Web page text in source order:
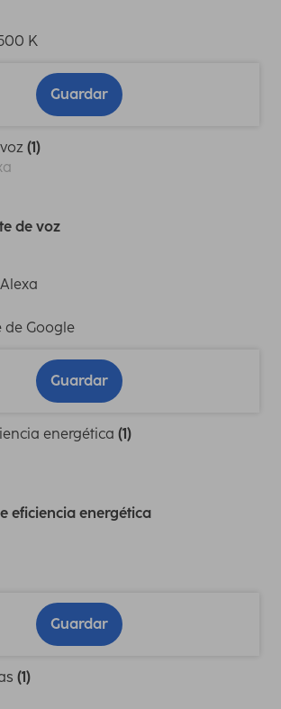
K
Guardar
(1)
de voz
de Google
Guardar
energética (1)
eficiencia energética
Guardar
(1)